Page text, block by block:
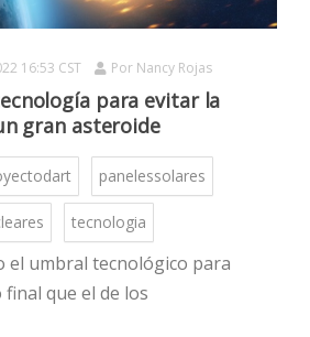
16:53 CST Por Nancy Rojas
para evitar la
gran asteroide
panelessolares
tecnologia
el umbral tecnológico para
que el de los